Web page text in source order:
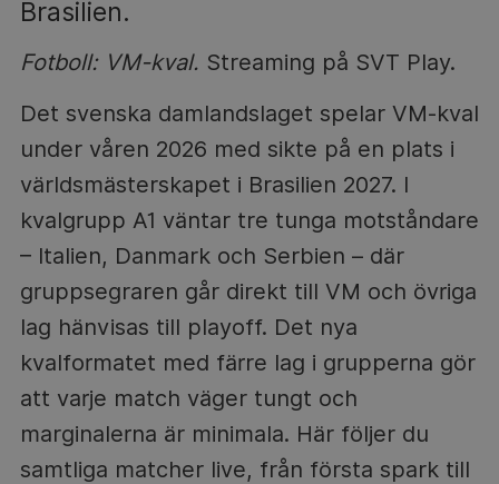
Brasilien.
Fotboll: VM-kval. Streaming på SVT Play.
Det svenska damlandslaget spelar VM-kval
under våren 2026 med sikte på en plats i
världsmästerskapet i Brasilien 2027. I
kvalgrupp A1 väntar tre tunga motståndare
– Italien, Danmark och Serbien – där
gruppsegraren går direkt till VM och övriga
lag hänvisas till playoff. Det nya
kvalformatet med färre lag i grupperna gör
att varje match väger tungt och
marginalerna är minimala. Här följer du
samtliga matcher live, från första spark till